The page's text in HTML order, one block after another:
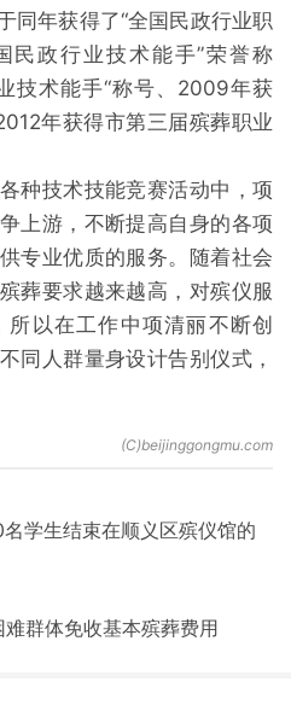
同年获得了“全国民政行业职
民政行业技术能手”荣誉称
技术能手“称号、2009年获
年获得市第三届殡葬职业
种技术技能竞赛活动中，项
上游，不断提高自身的各项
专业优质的服务。随着社会
葬要求越来越高，对殡仪服
以在工作中项清丽不断创
同人群量身设计告别仪式，
学生结束在顺义区殡仪馆的
群体免收基本殡葬费用